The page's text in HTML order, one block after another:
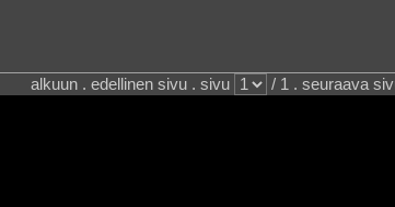
alkuun . edellinen sivu . sivu / 1 . seuraava